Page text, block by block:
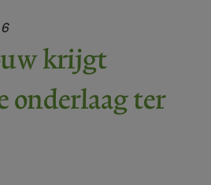
krijgt
onderlaag ter